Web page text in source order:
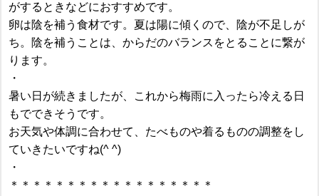
がするときなどにおすすめです。
卵は陰を補う食材です。夏は陽に傾くので、陰が不足しが
ち。陰を補うことは、からだのバランスをとることに繋が
ります。
・
暑い日が続きましたが、これから梅雨に入ったら冷える日
もでできそうです。
お天気や体調に合わせて、たべものや着るものの調整をし
ていきたいですね(^ ^)
・
＊＊＊＊＊＊＊＊＊＊＊＊＊＊＊＊＊＊